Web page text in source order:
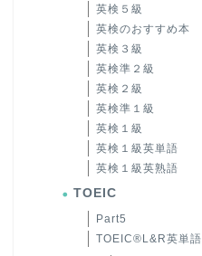
英検５級
英検のおすすめ本
英検３級
英検準２級
英検２級
英検準１級
英検１級
英検１級英単語
英検１級英熟語
TOEIC
Part5
TOEIC®L&R英単語